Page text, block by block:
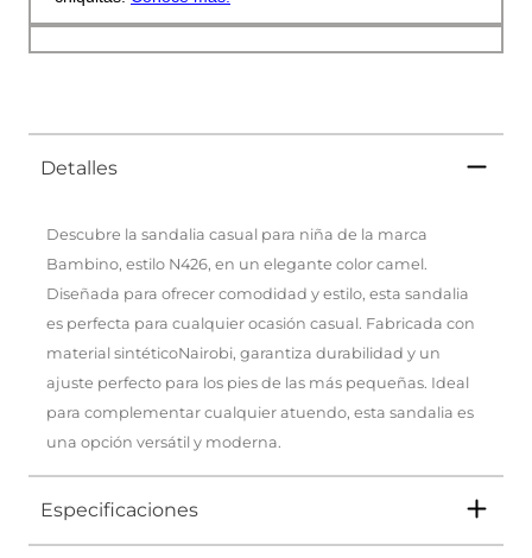
Detalles
Descubre la sandalia casual para niña de la marca
Bambino, estilo N426, en un elegante color camel.
Diseñada para ofrecer comodidad y estilo, esta sandalia
es perfecta para cualquier ocasión casual. Fabricada con
material sintéticoNairobi, garantiza durabilidad y un
ajuste perfecto para los pies de las más pequeñas. Ideal
para complementar cualquier atuendo, esta sandalia es
una opción versátil y moderna.
Especificaciones